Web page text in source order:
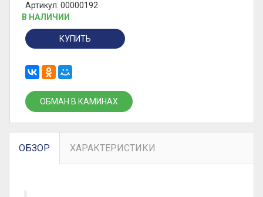
Артикул: 00000192
В НАЛИЧИИ
КУПИТЬ
ОБМАН В КАМИНАХ
ОБЗОР ХАРАКТЕРИСТИКИ